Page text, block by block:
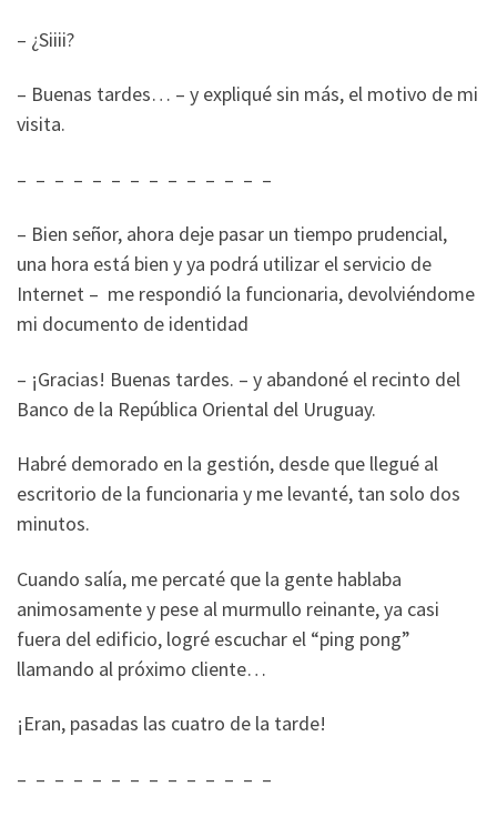
– ¿Siiii?
– Buenas tardes… – y expliqué sin más, el motivo de mi
visita.
– – – – – – – – – – – – – –
– Bien señor, ahora deje pasar un tiempo prudencial,
una hora está bien y ya podrá utilizar el servicio de
Internet – me respondió la funcionaria, devolviéndome
mi documento de identidad
– ¡Gracias! Buenas tardes. – y abandoné el recinto del
Banco de la República Oriental del Uruguay.
Habré demorado en la gestión, desde que llegué al
escritorio de la funcionaria y me levanté, tan solo dos
minutos.
Cuando salía, me percaté que la gente hablaba
animosamente y pese al murmullo reinante, ya casi
fuera del edificio, logré escuchar el “ping pong”
llamando al próximo cliente…
¡Eran, pasadas las cuatro de la tarde!
– – – – – – – – – – – – – –